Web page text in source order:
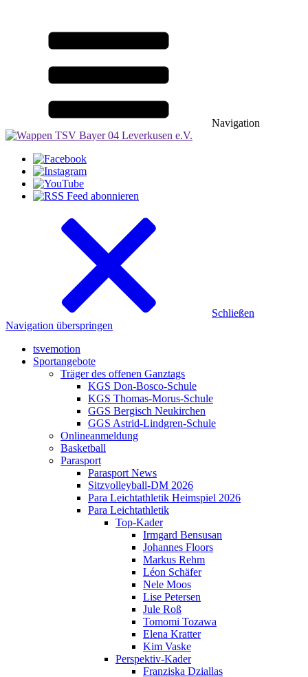
Navigation
Schließen
Navigation überspringen
tsvemotion
Sportangebote
Träger des offenen Ganztags
KGS Don-Bosco-Schule
KGS Thomas-Morus-Schule
GGS Bergisch Neukirchen
GGS Astrid-Lindgren-Schule
Onlineanmeldung
Basketball
Parasport
Parasport News
Sitzvolleyball-DM 2026
Para Leichtathletik Heimspiel 2026
Para Leichtathletik
Top-Kader
Irmgard Bensusan
Johannes Floors
Markus Rehm
Léon Schäfer
Nele Moos
Lise Petersen
Jule Roß
Tomomi Tozawa
Elena Kratter
Kim Vaske
Perspektiv-Kader
Franziska Dziallas